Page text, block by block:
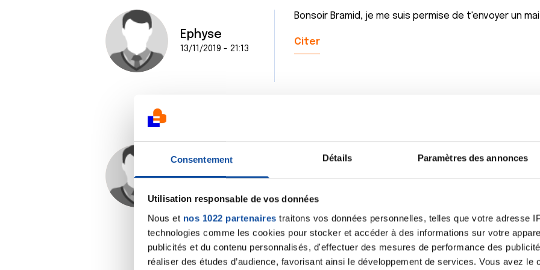
Consentement Détails Paramètres des annonces
Utilisation responsable de vos données
Nous et nos 1022 partenaires traitons vos données personnelles, telles que votre adresse
technologies comme les cookies pour stocker et accéder à des informations sur votre
publicités et du contenu personnalisés, d'effectuer des mesures de performance des
réaliser des études d’audience, favorisant ainsi le développement de services. Vous avez le
Ephyse
13/11/2019 - 21:13
Bonsoir Bramid, je me suis permise de t'envoyer un
Citer
J iai un glioblastome grade 4, cancer incurable avec
Mes 2 enfants st au courant depuis le début et ils
opérer leur père etait hospitalise pour dépression,
même homme , aucun soutien de sa part il nous parle
de chimio et mes 30 séances de radiotherapies
Moralement c pas le top
Jai 1 rdv pour 1 irm de contrôle le 09 12 et apres rdv
oncologue